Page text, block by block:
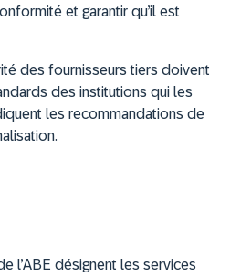
et garantir qu’il est
des fournisseurs tiers doivent
des institutions qui les
les recommandations de
l’ABE désignent les services